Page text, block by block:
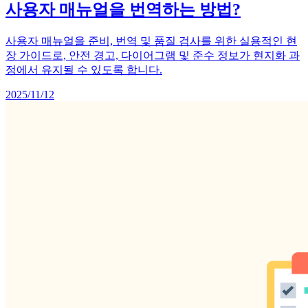
사용자 매뉴얼을 번역하는 방법?
사용자 매뉴얼을 준비, 번역 및 품질 검사를 위한 실용적인 현
장 가이드로, 안전 경고, 다이어그램 및 준수 정보가 현지화 과
정에서 유지될 수 있도록 합니다.
2025/11/12